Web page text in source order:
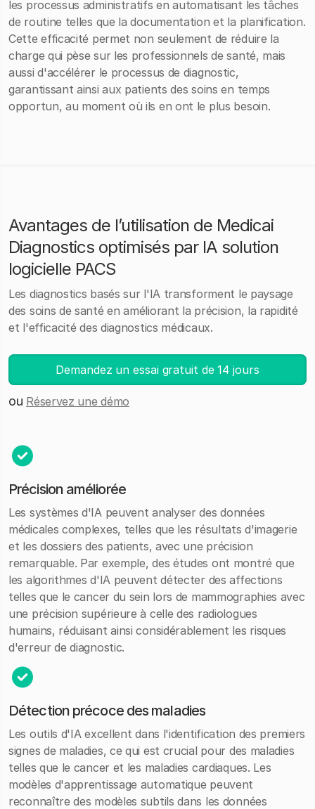
les processus administratifs en automatisant les tâches
de routine telles que la documentation et la planification.
Cette efficacité permet non seulement de réduire la
charge qui pèse sur les professionnels de santé, mais
aussi d'accélérer le processus de diagnostic,
garantissant ainsi aux patients des soins en temps
opportun, au moment où ils en ont le plus besoin.
Avantages de l’utilisation de Medicai
Diagnostics optimisés par IA solution
logicielle PACS
Les diagnostics basés sur l'IA transforment le paysage
des soins de santé en améliorant la précision, la rapidité
et l'efficacité des diagnostics médicaux.
Demandez un essai gratuit de 14 jours
ou Réservez une démo
Précision améliorée
Les systèmes d'IA peuvent analyser des données
médicales complexes, telles que les résultats d'imagerie
et les dossiers des patients, avec une précision
remarquable. Par exemple, des études ont montré que
les algorithmes d'IA peuvent détecter des affections
telles que le cancer du sein lors de mammographies avec
une précision supérieure à celle des radiologues
humains, réduisant ainsi considérablement les risques
d'erreur de diagnostic.
Détection précoce des maladies
Les outils d'IA excellent dans l'identification des premiers
signes de maladies, ce qui est crucial pour des maladies
telles que le cancer et les maladies cardiaques. Les
modèles d'apprentissage automatique peuvent
reconnaître des modèles subtils dans les données